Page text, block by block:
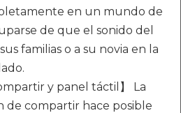
en un mundo de
de que el sonido del
familias o a su novia en la
y panel táctil】 La
de compartir hace posible